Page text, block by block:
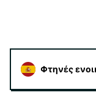
Φτηνές